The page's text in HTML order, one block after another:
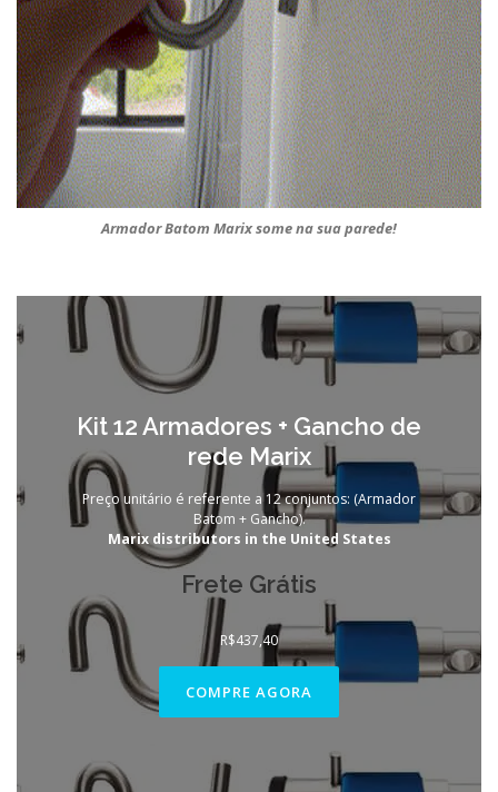
Armador Batom Marix some na sua parede!
Kit 12 Armadores + Gancho de
rede Marix
Preço unitário é referente a 12 conjuntos: (Armador
Batom + Gancho).
Marix distributors in the United States
Frete Grátis
R$437,40
COMPRE AGORA